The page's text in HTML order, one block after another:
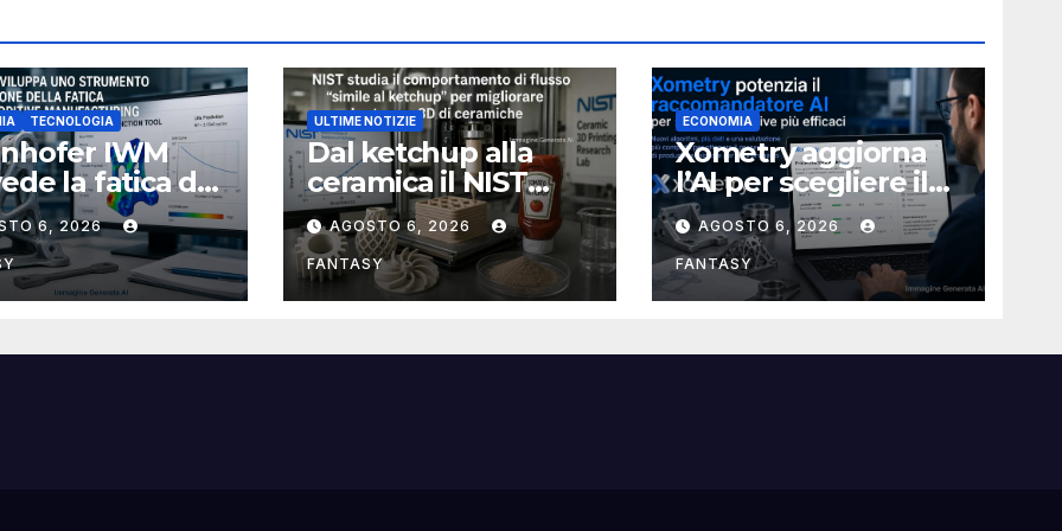
TECNOLOGIA
IWM
la fatica dei
stampati in
6, 2026
ULTIME NOTIZIE
Dal ketchup alla
ceramica il NIST
studia la reologia
per rendere più
affidabile la stampa
3D
AGOSTO 6, 2026
FANTASY
ECONOMIA
Xometry aggiorna
l’AI per scegliere il
processo produttivo
più adatto
AGOSTO 6, 2026
FANTASY